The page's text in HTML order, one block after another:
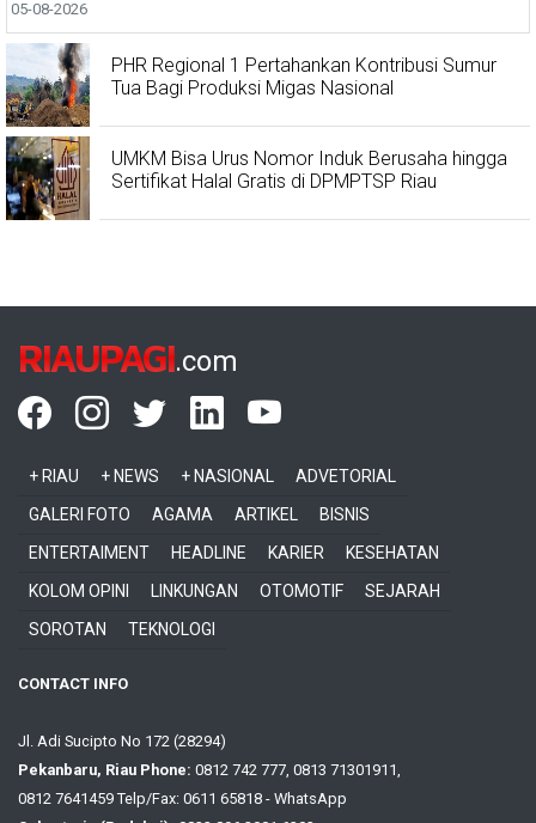
05-08-2026
PHR Regional 1 Pertahankan Kontribusi Sumur
Tua Bagi Produksi Migas Nasional
UMKM Bisa Urus Nomor Induk Berusaha hingga
Sertifikat Halal Gratis di DPMPTSP Riau
RIAUPAGI.com
+ RIAU + NEWS + NASIONAL
ADVETORIAL
GALERI FOTO
AGAMA ARTIKEL
BISNIS
ENTERTAIMENT
HEADLINE KARIER
KESEHATAN
KOLOM OPINI
LINKUNGAN OTOMOTIF
SEJARAH
SOROTAN
TEKNOLOGI
CONTACT INFO
Jl. Adi Sucipto No 172 (28294)
Pekanbaru, Riau Phone: 0812 742 777, 0813 71301911,
0812 7641459 Telp/Fax: 0611 65818 - WhatsApp